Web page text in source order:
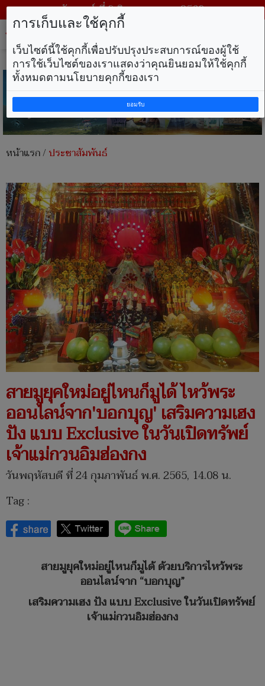
วันเสาร์ ที่ 8 สิงหาคม พ.ศ. 2569
หน้าแรก/ประชาสัมพันธ์
สายมูยุคใหม่อยู่ไหนก็มูได้ ไหว้พระ
ออนไลน์จาก'บอกบุญ' เสริมความเฮง
ปัง แบบ Exclusive ในวันเปิดทรัพย์
เจ้าแม่กวนอิมฮ่องกง
วันพฤหัสบดี ที่ 24 กุมภาพันธ์ พ.ศ. 2565, 14.08 น.
Tag :
สายมูยุคใหม่อยู่ไหนก็มูได้ ด้วยบริการไหว้พระ
ออนไลน์จาก “บอกบุญ”
เสริมความเฮง ปัง แบบ Exclusive ในวันเปิดทรัพย์
เจ้าแม่กวนอิมฮ่องกง
การเก็บและใช้คุกกี้
เว็บไซต์นี้ใช้คุกกี้เพื่อปรับปรุงประสบการณ์ของผู้ใช้
การใช้เว็บไซต์ของเราแสดงว่าคุณยินยอมให้ใช้คุกกี้
ทั้งหมดตามนโยบายคุกกี้ของเรา
ยอมรับ